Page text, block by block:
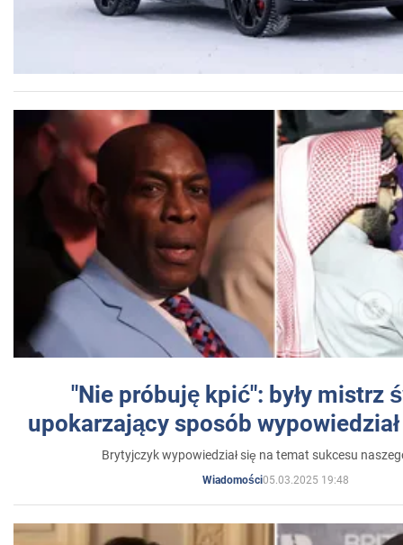
"Nie próbuję kpić": były mistrz
upokarzający sposób
Brytyjczyk wypowiedział się na temat sukcesu
Wiadomości05.03.2025 19:48